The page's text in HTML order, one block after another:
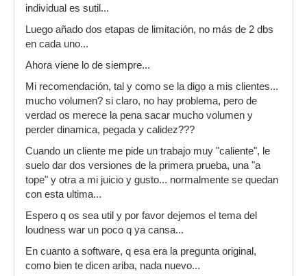
individual es sutil...
Luego añado dos etapas de limitación, no más de 2 dbs
en cada uno...
Ahora viene lo de siempre...
Mi recomendación, tal y como se la digo a mis clientes...
mucho volumen? si claro, no hay problema, pero de
verdad os merece la pena sacar mucho volumen y
perder dinamica, pegada y calidez???
Cuando un cliente me pide un trabajo muy "caliente", le
suelo dar dos versiones de la primera prueba, una "a
tope" y otra a mi juicio y gusto... normalmente se quedan
con esta ultima...
Espero q os sea util y por favor dejemos el tema del
loudness war un poco q ya cansa...
En cuanto a software, q esa era la pregunta original,
como bien te dicen ariba, nada nuevo...